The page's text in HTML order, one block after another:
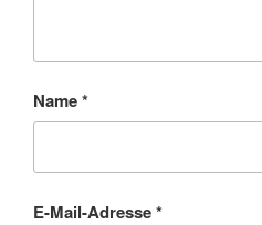
Name*
E-Mail-Adresse*